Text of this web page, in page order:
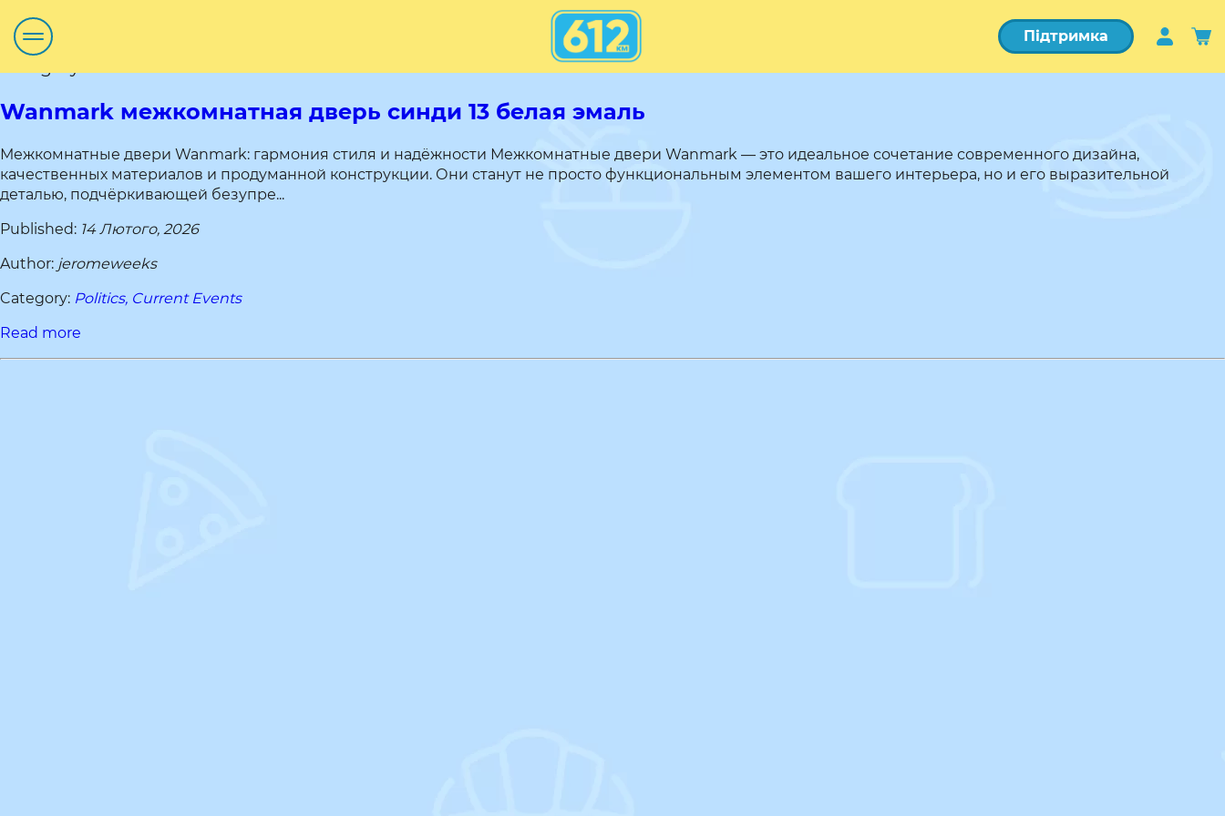
Підтримка
Wanmark межкомнатная дверь синди 13 белая эмаль
Межкомнатные двери Wanmark: гармония стиля и надёжности Межкомнатные двери Wanmark — это идеальное сочетание современного дизайна,
качественных материалов и продуманной конструкции. Они станут не просто функциональным элементом вашего интерьера, но и его выразительной
деталью, подчёркивающей безупре...
Published: 14 Лютого, 2026
Author: jeromeweeks
Category: Politics, Current Events
Read more